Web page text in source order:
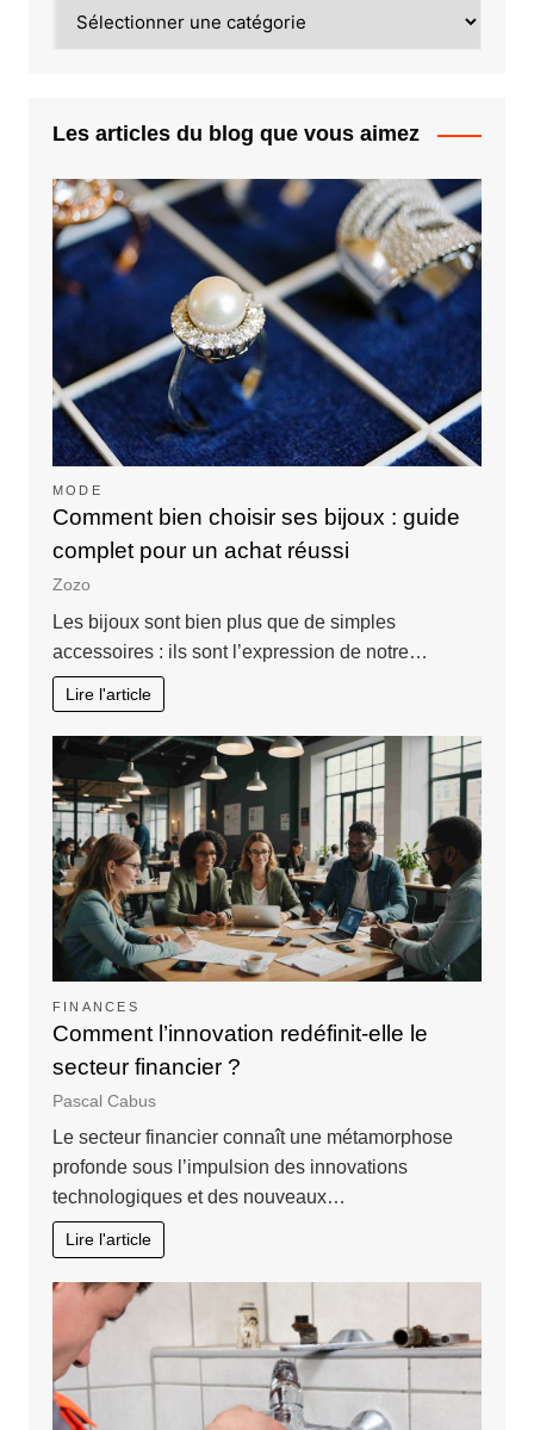
Les articles du blog que vous aimez
MODE
Comment bien choisir ses bijoux : guide
complet pour un achat réussi
Zozo
Les bijoux sont bien plus que de simples
accessoires : ils sont l’expression de notre…
Lire l'article
FINANCES
Comment l’innovation redéfinit-elle le
secteur financier ?
Pascal Cabus
Le secteur financier connaît une métamorphose
profonde sous l’impulsion des innovations
technologiques et des nouveaux…
Lire l'article